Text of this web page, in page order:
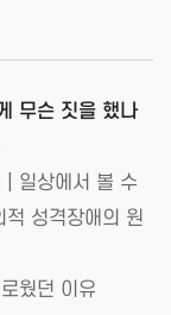
무슨 짓을 했나
| 일상에서 볼 수
적 성격장애의 원
웠던 이유